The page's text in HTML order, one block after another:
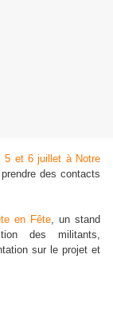
5 et 6 juillet à Notre
des contacts
en Fête, un stand
des militants,
sur le projet et